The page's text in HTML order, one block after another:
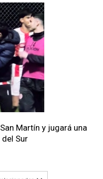
Martín y jugará una
Sur